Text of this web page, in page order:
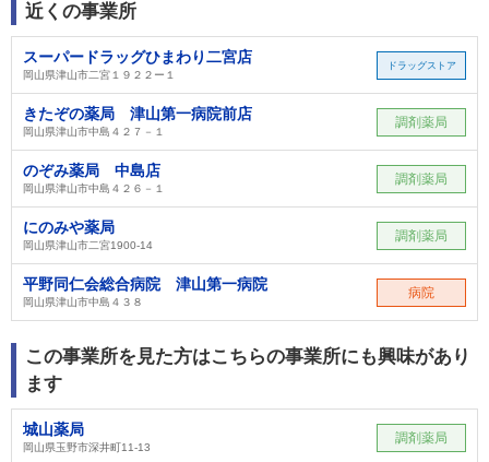
近くの事業所
スーパードラッグひまわり二宮店
岡山県津山市二宮１９２２ー１
ドラッグストア
きたぞの薬局 津山第一病院前店
岡山県津山市中島４２７－１
調剤薬局
のぞみ薬局 中島店
岡山県津山市中島４２６－１
調剤薬局
にのみや薬局
岡山県津山市二宮1900-14
調剤薬局
平野同仁会総合病院 津山第一病院
岡山県津山市中島４３８
病院
この事業所を見た方はこちらの事業所にも興味があり
ます
城山薬局
岡山県玉野市深井町11‐13
調剤薬局